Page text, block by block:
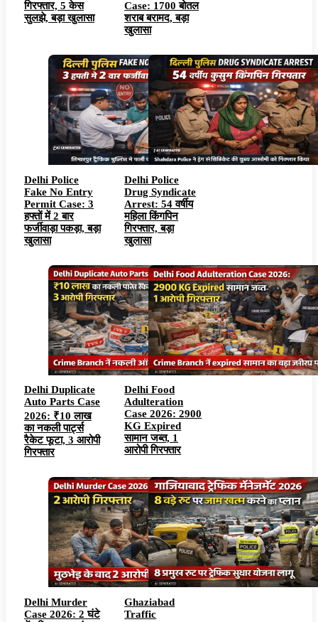
गिरफ्तार, 5 केस
सुलझे, बड़ा खुलासा
Case: 1700 बोतल
शराब बरामद, बड़ा
खुलासा
Delhi Police
Fake No Entry
Permit Case: 3
हफ्तों में 2 बार
फर्जीवाड़ा पकड़ा, बड़ा
खुलासा
Delhi Police
Drug Syndicate
Arrest: 54 वर्षीय
महिला किंगपिन
गिरफ्तार, बड़ा
खुलासा
Delhi Duplicate
Auto Parts Case
2026: ₹10 लाख
का नकली पार्ट्स
रैकेट फूटा, 3 आरोपी
गिरफ्तार
Delhi Food
Adulteration
Case 2026: 2900
KG Expired
सामान जब्त, 1
आरोपी गिरफ्तार
Delhi Murder
Case 2026: 2 घंटे
Ghaziabad
Traffic